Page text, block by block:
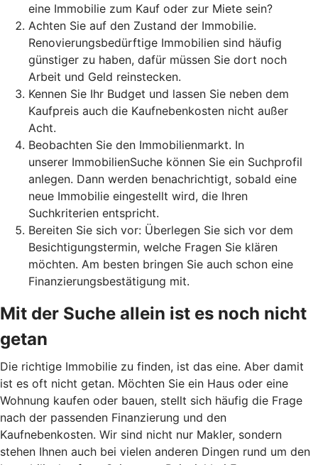
eine Immobilie zum Kauf oder zur Miete sein?
Achten Sie auf den Zustand der Immobilie.
Renovierungsbedürftige Immobilien sind häufig
günstiger zu haben, dafür müssen Sie dort noch
Arbeit und Geld reinstecken.
Kennen Sie Ihr Budget und lassen Sie neben dem
Kaufpreis auch die Kaufnebenkosten nicht außer
Acht.
Beobachten Sie den Immobilienmarkt. In
unserer ImmobilienSuche können Sie ein Suchprofil
anlegen. Dann werden benachrichtigt, sobald eine
neue Immobilie eingestellt wird, die Ihren
Suchkriterien entspricht.
Bereiten Sie sich vor: Überlegen Sie sich vor dem
Besichtigungstermin, welche Fragen Sie klären
möchten. Am besten bringen Sie auch schon eine
Finanzierungsbestätigung mit.
Mit der Suche allein ist es noch nicht
getan
Die richtige Immobilie zu finden, ist das eine. Aber damit
ist es oft nicht getan. Möchten Sie ein Haus oder eine
Wohnung kaufen oder bauen, stellt sich häufig die Frage
nach der passenden Finanzierung und den
Kaufnebenkosten. Wir sind nicht nur Makler, sondern
stehen Ihnen auch bei vielen anderen Dingen rund um den